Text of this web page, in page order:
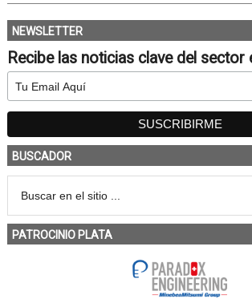
NEWSLETTER
Recibe las noticias clave del sector
BUSCADOR
PATROCINIO PLATA